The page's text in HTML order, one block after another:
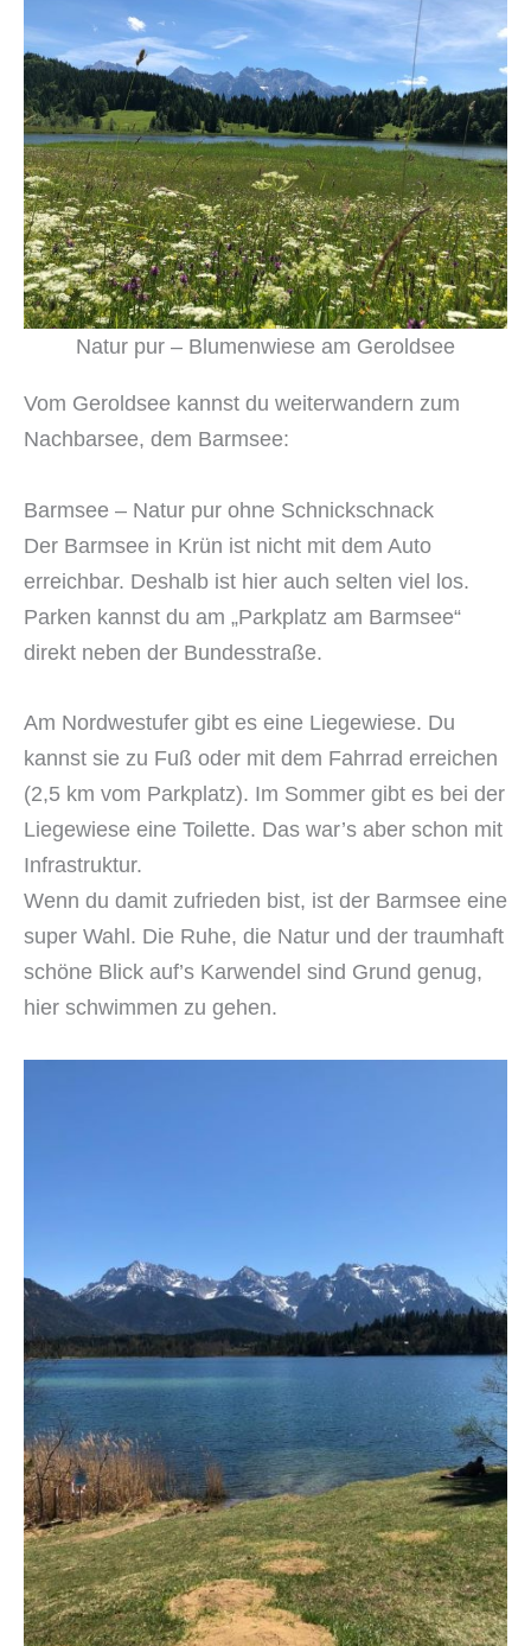
Natur pur – Blumenwiese am Geroldsee
Vom Geroldsee kannst du weiterwandern zum
Nachbarsee, dem Barmsee:
Barmsee – Natur pur ohne Schnickschnack
Der Barmsee in Krün ist nicht mit dem Auto
erreichbar. Deshalb ist hier auch selten viel los.
Parken kannst du am „Parkplatz am Barmsee“
direkt neben der Bundesstraße.
Am Nordwestufer gibt es eine Liegewiese. Du
kannst sie zu Fuß oder mit dem Fahrrad erreichen
(2,5 km vom Parkplatz). Im Sommer gibt es bei der
Liegewiese eine Toilette. Das war’s aber schon mit
Infrastruktur.
Wenn du damit zufrieden bist, ist der Barmsee eine
super Wahl. Die Ruhe, die Natur und der traumhaft
schöne Blick auf’s Karwendel sind Grund genug,
hier schwimmen zu gehen.